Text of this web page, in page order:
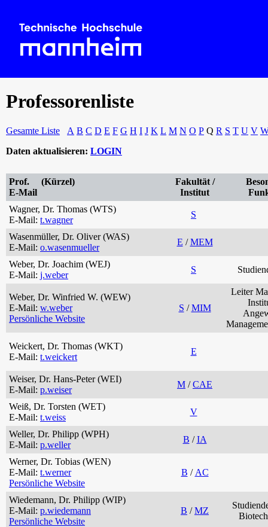
Professorenliste
Gesamte Liste A B C D E F G H I J K L M N O P Q R S T U V
Daten aktualisieren: LOGIN
Prof. (Kürzel)
E-Mail
Fakultät /
Institut
Wagner, Dr. Thomas (WTS)
E-Mail: t.wagner
S
Wasenmüller, Dr. Oliver (WAS)
E-Mail: o.wasenmueller
E /MEM
Weber, Dr. Joachim (WEJ)
E-Mail: j.weber
S
Weber, Dr. Winfried W. (WEW)
E-Mail: w.weber
Persönliche Website
S /MIM
Leiter
Weickert, Dr. Thomas (WKT)
E-Mail: t.weickert
E
Weiser, Dr. Hans-Peter (WEI)
E-Mail: p.weiser
M /CAE
Weiß, Dr. Torsten (WET)
E-Mail: t.weiss
V
Weller, Dr. Philipp (WPH)
E-Mail: p.weller
B /IA
Werner, Dr. Tobias (WEN)
E-Mail: t.werner
Persönliche Website
B / AC
Wiedemann, Dr. Philipp (WIP)
E-Mail: p.wiedemann
Persönliche Website
B /MZ